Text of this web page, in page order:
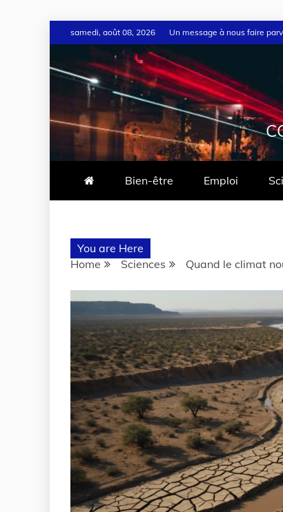
samedi, août 08, 2026 Un message à nous faire
Bien-être Emploi
You are Here
Home
Sciences Quand le climat